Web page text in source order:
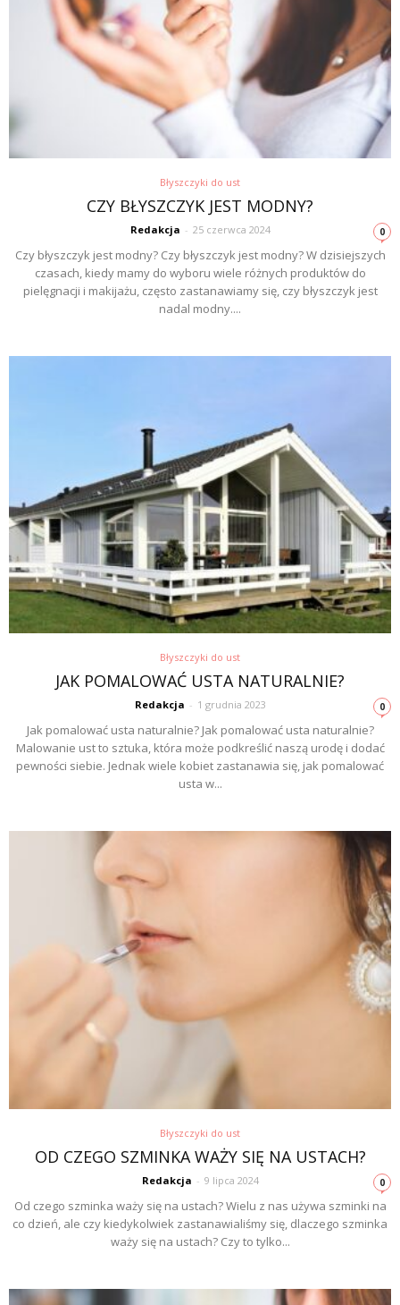
Błyszczyki do ust
CZY BŁYSZCZYK JEST MODNY?
Redakcja - 25 czerwca 2024 0
Czy błyszczyk jest modny? Czy błyszczyk jest modny? W dzisiejszych
czasach, kiedy mamy do wyboru wiele różnych produktów do
pielęgnacji i makijażu, często zastanawiamy się, czy błyszczyk jest
nadal modny....
Błyszczyki do ust
JAK POMALOWAĆ USTA NATURALNIE?
Redakcja - 1 grudnia 2023 0
Jak pomalować usta naturalnie? Jak pomalować usta naturalnie?
Malowanie ust to sztuka, która może podkreślić naszą urodę i dodać
pewności siebie. Jednak wiele kobiet zastanawia się, jak pomalować
usta w...
Błyszczyki do ust
OD CZEGO SZMINKA WAŻY SIĘ NA USTACH?
Redakcja - 9 lipca 2024 0
Od czego szminka waży się na ustach? Wielu z nas używa szminki na
co dzień, ale czy kiedykolwiek zastanawialiśmy się, dlaczego szminka
waży się na ustach? Czy to tylko...